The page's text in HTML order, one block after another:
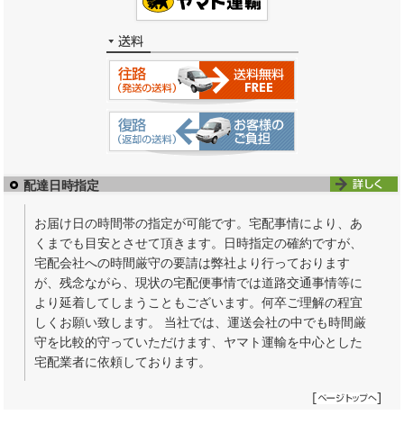
配達日時指定
お届け日の時間帯の指定が可能です。宅配事情により、あ
くまでも目安とさせて頂きます。日時指定の確約ですが、
宅配会社への時間厳守の要請は弊社より行っております
が、残念ながら、現状の宅配便事情では道路交通事情等に
より延着してしまうこともございます。何卒ご理解の程宜
しくお願い致します。 当社では、運送会社の中でも時間厳
守を比較的守っていただけます、ヤマト運輸を中心とした
宅配業者に依頼しております。